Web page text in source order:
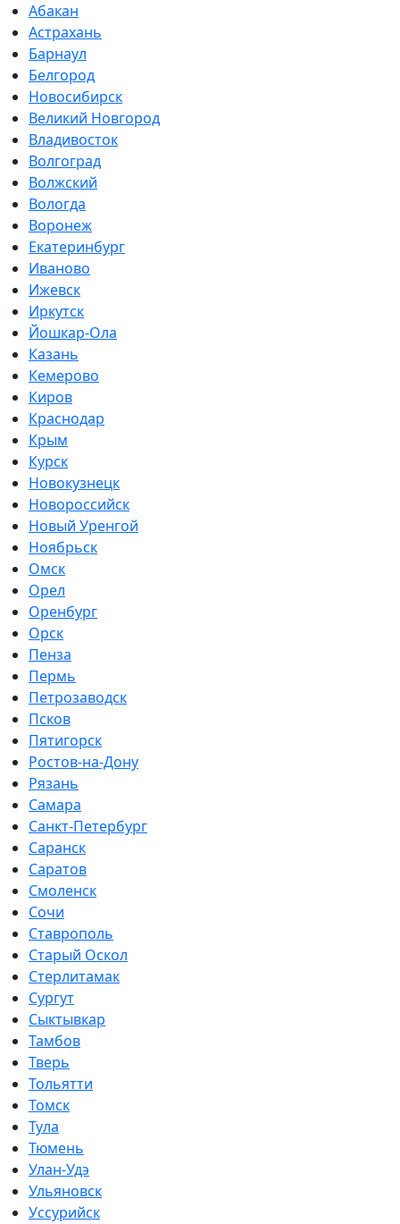
Абакан
Астрахань
Барнаул
Белгород
Новосибирск
Великий Новгород
Владивосток
Волгоград
Волжский
Вологда
Воронеж
Екатеринбург
Иваново
Ижевск
Иркутск
Йошкар-Ола
Казань
Кемерово
Киров
Краснодар
Крым
Курск
Новокузнецк
Новороссийск
Новый Уренгой
Ноябрьск
Омск
Орел
Оренбург
Орск
Пенза
Пермь
Петрозаводск
Псков
Пятигорск
Ростов-на-Дону
Рязань
Самара
Санкт-Петербург
Саранск
Саратов
Смоленск
Сочи
Ставрополь
Старый Оскол
Стерлитамак
Сургут
Сыктывкар
Тамбов
Тверь
Тольятти
Томск
Тула
Тюмень
Улан-Удэ
Ульяновск
Уссурийск